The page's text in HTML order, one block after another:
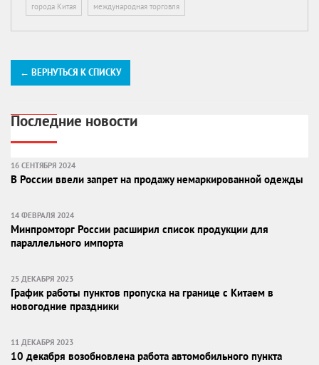
города Китая международная торговля
← ВЕРНУТЬСЯ К СПИСКУ
Последние новости
16 СЕНТЯБРЯ 2024
В России ввели запрет на продажу немаркированной одежды
14 ФЕВРАЛЯ 2024
Минпромторг России расширил список продукции для
параллельного импорта
25 ДЕКАБРЯ 2023
График работы пунктов пропуска на границе с Китаем в
новогодние праздники
11 ДЕКАБРЯ 2023
10 декабря возобновлена работа автомобильного пункта